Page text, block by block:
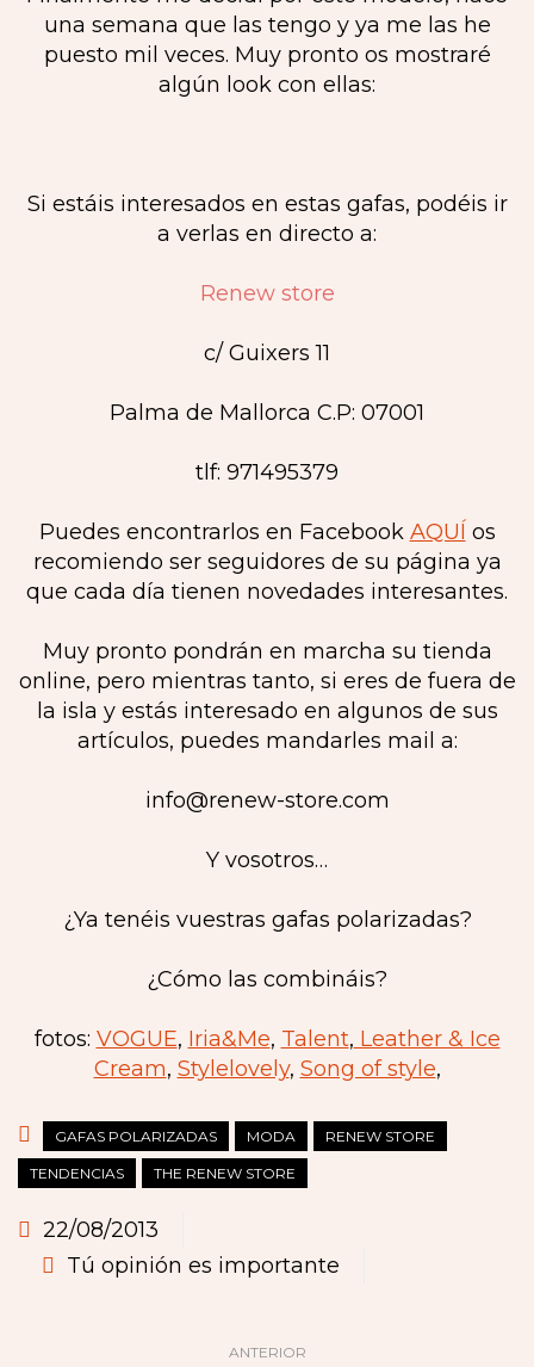
una semana que las tengo y ya me las he
puesto mil veces. Muy pronto os mostraré
algún look con ellas:
Si estáis interesados en estas gafas, podéis ir
a verlas en directo a:
Renew store
c/ Guixers 11
Palma de Mallorca C.P: 07001
tlf: 971495379
Puedes encontrarlos en Facebook AQUÍ os
recomiendo ser seguidores de su página ya
que cada día tienen novedades interesantes.
Muy pronto pondrán en marcha su tienda
online, pero mientras tanto, si eres de fuera de
la isla y estás interesado en algunos de sus
artículos, puedes mandarles mail a:
info@renew-store.com
Y vosotros…
¿Ya tenéis vuestras gafas polarizadas?
¿Cómo las combináis?
fotos: VOGUE, Iria&Me, Talent, Leather & Ice
Cream, Stylelovely, Song of style,
GAFAS POLARIZADAS MODA RENEW STORE
TENDENCIAS THE RENEW STORE
22/08/2013
Tú opinión es importante
ANTERIOR